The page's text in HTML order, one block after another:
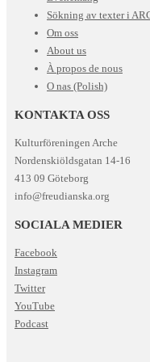
Sökning av texter i
Om oss
About us
À propos de nous
O nas (Polish)
KONTAKTA OSS
Kulturföreningen Arche
Nordenskiöldsgatan 14-16
413 09 Göteborg
info@freudianska.org
SOCIALA MEDIER
Facebook
Instagram
Twitter
YouTube
Podcast